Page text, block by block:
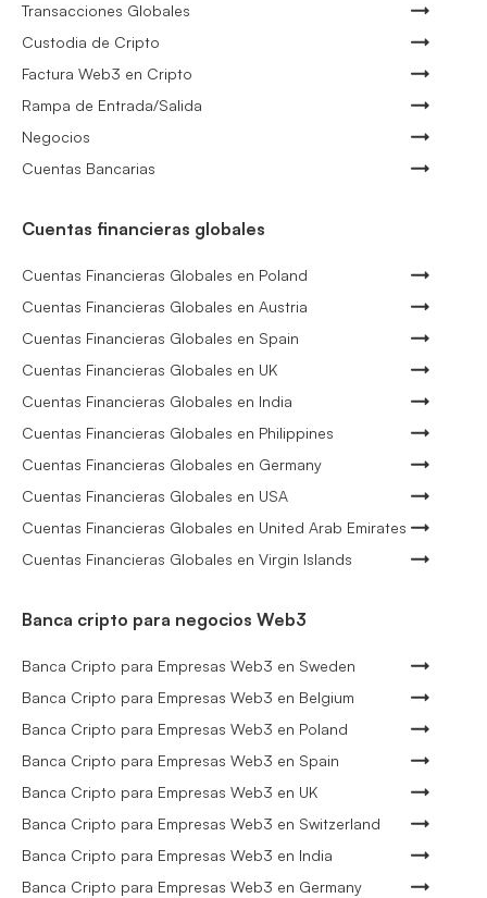
Transacciones Globales
Custodia de Cripto
Factura Web3 en Cripto
Rampa de Entrada/Salida
Negocios
Cuentas Bancarias
Cuentas financieras globales
Cuentas Financieras Globales en Poland
Cuentas Financieras Globales en Austria
Cuentas Financieras Globales en Spain
Cuentas Financieras Globales en UK
Cuentas Financieras Globales en India
Cuentas Financieras Globales en Philippines
Cuentas Financieras Globales en Germany
Cuentas Financieras Globales en USA
Cuentas Financieras Globales en United Arab Emirates
Cuentas Financieras Globales en Virgin Islands
Banca cripto para negocios Web3
Banca Cripto para Empresas Web3 en Sweden
Banca Cripto para Empresas Web3 en Belgium
Banca Cripto para Empresas Web3 en Poland
Banca Cripto para Empresas Web3 en Spain
Banca Cripto para Empresas Web3 en UK
Banca Cripto para Empresas Web3 en Switzerland
Banca Cripto para Empresas Web3 en India
Banca Cripto para Empresas Web3 en Germany